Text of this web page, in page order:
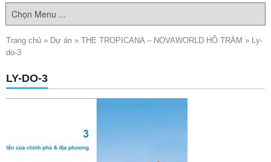
Trang chủ » Dự án » THE TROPICANA – NOVAWORLD HỒ TRÀM » Ly-
do-3
LY-DO-3